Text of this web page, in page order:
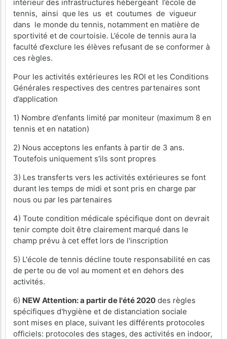
intérieur des infrastructures hébergeant l’école de
tennis, ainsi que les us et coutumes de vigueur
dans le monde du tennis, notamment en matière de
sportivité et de courtoisie. L’école de tennis aura la
faculté d’exclure les élèves refusant de se conformer à
ces règles.
Pour les activités extérieures les ROI et les Conditions
Générales respectives des centres partenaires sont
d’application
1) Nombre d’enfants limité par moniteur (maximum 8 en
tennis et en natation)
2) Nous acceptons les enfants à partir de 3 ans.
Toutefois uniquement s'ils sont propres
3) Les transferts vers les activités extérieures se font
durant les temps de midi et sont pris en charge par
nous ou par les partenaires
4) Toute condition médicale spécifique dont on devrait
tenir compte doit être clairement marqué dans le
champ prévu à cet effet lors de l'inscription
5) L'école de tennis décline toute responsabilité en cas
de perte ou de vol au moment et en dehors des
activités.
6) NEW Attention: a partir de l'été 2020 des règles
spécifiques d'hygiène et de distanciation sociale
sont mises en place, suivant les différents protocoles
officiels: protocoles des stages, des activités en indoor,